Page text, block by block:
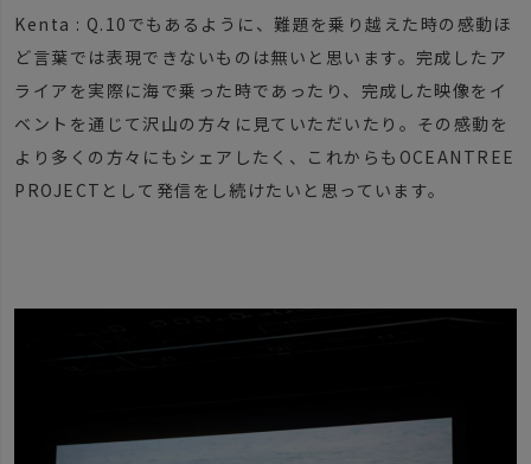
Kenta : Q.10でもあるように、難題を乗り越えた時の感動ほ
ど言葉では表現できないものは無いと思います。完成したア
ライアを実際に海で乗った時であったり、完成した映像をイ
ベントを通じて沢山の方々に見ていただいたり。その感動を
より多くの方々にもシェアしたく、これからもOCEANTREE
PROJECTとして発信をし続けたいと思っています。